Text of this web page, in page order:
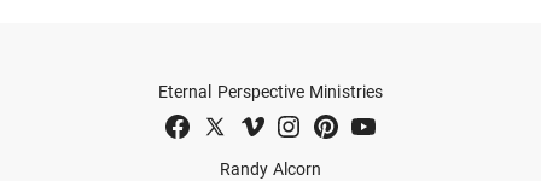
Randy Alcorn
Eternal Perspective Ministries